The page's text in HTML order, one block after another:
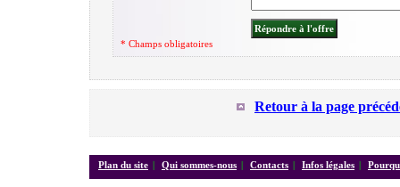
* Champs obligatoires
Retour à la page
Plan du site | Qui sommes-nous | Contacts | Infos légales |